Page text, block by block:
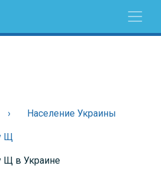
Население Украины
Щ
Щ в Украине